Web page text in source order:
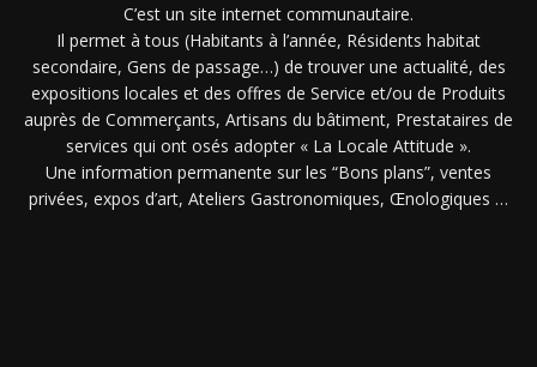
C’est un site internet communautaire.
Il permet à tous (Habitants à l’année, Résidents habitat
secondaire, Gens de passage…) de trouver une actualité, des
expositions locales et des offres de Service et/ou de Produits
auprès de Commerçants, Artisans du bâtiment, Prestataires de
services qui ont osés adopter « La Locale Attitude ».
Une information permanente sur les “Bons plans”, ventes
privées, expos d’art, Ateliers Gastronomiques, Œnologiques …